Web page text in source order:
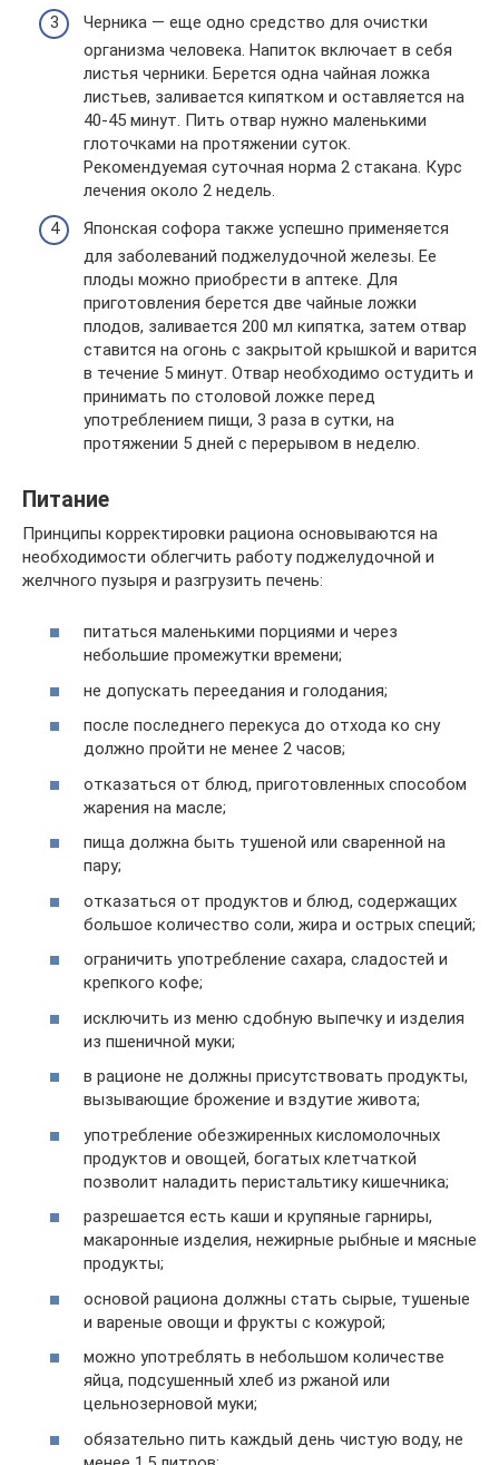
Черника — еще одно средство для очистки
организма человека. Напиток включает в себя
листья черники. Берется одна чайная ложка
листьев, заливается кипятком и оставляется на
40-45 минут. Пить отвар нужно маленькими
глоточками на протяжении суток.
Рекомендуемая суточная норма 2 стакана. Курс
лечения около 2 недель.
Японская софора также успешно применяется
для заболеваний поджелудочной железы. Ее
плоды можно приобрести в аптеке. Для
приготовления берется две чайные ложки
плодов, заливается 200 мл кипятка, затем отвар
ставится на огонь с закрытой крышкой и варится
в течение 5 минут. Отвар необходимо остудить и
принимать по столовой ложке перед
употреблением пищи, 3 раза в сутки, на
протяжении 5 дней с перерывом в неделю.
Питание
Принципы корректировки рациона основываются на
необходимости облегчить работу поджелудочной и
желчного пузыря и разгрузить печень:
питаться маленькими порциями и через
небольшие промежутки времени;
не допускать переедания и голодания;
после последнего перекуса до отхода ко сну
должно пройти не менее 2 часов;
отказаться от блюд, приготовленных способом
жарения на масле;
пища должна быть тушеной или сваренной на
пару;
отказаться от продуктов и блюд, содержащих
большое количество соли, жира и острых специй;
ограничить употребление сахара, сладостей и
крепкого кофе;
исключить из меню сдобную выпечку и изделия
из пшеничной муки;
в рационе не должны присутствовать продукты,
вызывающие брожение и вздутие живота;
употребление обезжиренных кисломолочных
продуктов и овощей, богатых клетчаткой
позволит наладить перистальтику кишечника;
разрешается есть каши и крупяные гарниры,
макаронные изделия, нежирные рыбные и мясные
продукты;
основой рациона должны стать сырые, тушеные
и вареные овощи и фрукты с кожурой;
можно употреблять в небольшом количестве
яйца, подсушенный хлеб из ржаной или
цельнозерновой муки;
обязательно пить каждый день чистую воду, не